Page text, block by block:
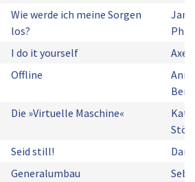
Wie werde ich meine Sorgen
los?
I do it yourself Axel
Offline
Die »Virtuelle Maschine«
Seid still!
Generalumbau